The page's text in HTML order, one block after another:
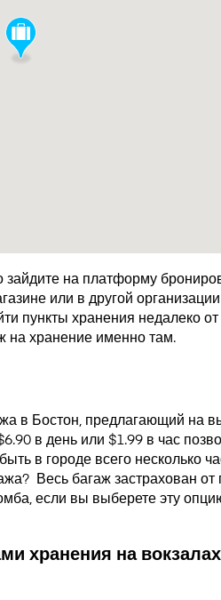
на платформу
или в другой организации
пункты хранения недалеко от
на хранение именно там.
в Бостон, предлагающий на
в день или $1.99 в час
в городе всего несколько
Весь багаж застрахован
если вы выберете эту
хранения на